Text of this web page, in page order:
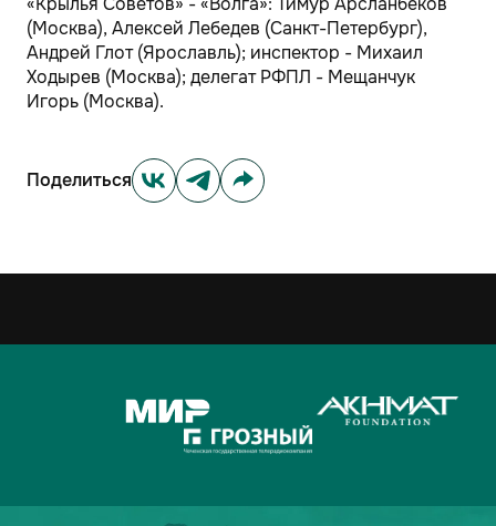
(Москва), Алексей Лебедев (Санкт-Петербург),
Андрей Глот (Ярославль); инспектор - Михаил
Ходырев (Москва); делегат РФПЛ - Мещанчук
Игорь (Москва).
Поделиться